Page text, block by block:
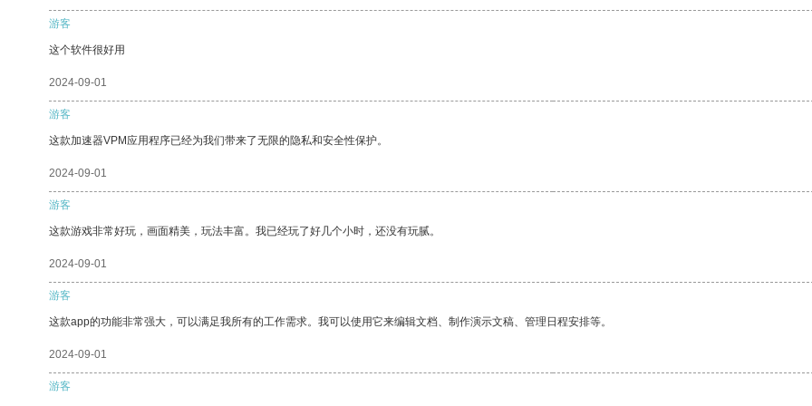
游客
这个软件很好用
2024-09-01
游客
这款加速器VPM应用程序已经为我们带来了无限的隐私和安全性保护。
2024-09-01
游客
这款游戏非常好玩，画面精美，玩法丰富。我已经玩了好几个小时，还没有玩腻。
2024-09-01
游客
这款app的功能非常强大，可以满足我所有的工作需求。我可以使用它来编辑文档、制作演示文稿、管理日程安排等。
2024-09-01
游客